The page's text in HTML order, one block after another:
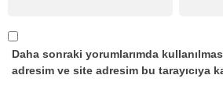
Daha sonraki yorumlarımda
adresim ve site adresim bu tarayıcıya